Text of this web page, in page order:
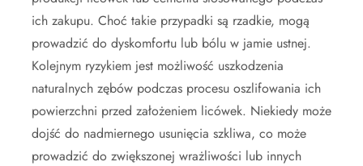
ich zakupu. Choć takie przypadki są rzadkie, mogą
prowadzić do dyskomfortu lub bólu w jamie ustnej.
Kolejnym ryzykiem jest możliwość uszkodzenia
naturalnych zębów podczas procesu oszlifowania ich
powierzchni przed założeniem licówek. Niekiedy może
dojść do nadmiernego usunięcia szkliwa, co może
prowadzić do zwiększonej wrażliwości lub innych